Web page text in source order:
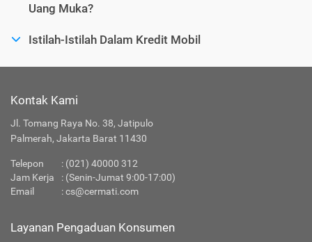
Uang Muka?
Istilah-Istilah Dalam Kredit Mobil
Kontak Kami
Jl. Tomang Raya No. 38, Jatipulo
Palmerah, Jakarta Barat 11430
Telepon : (021) 40000 312
Jam Kerja
: (Senin-Jumat 9:00-17:00)
Email
:cs@cermati.com
Layanan Pengaduan Konsumen